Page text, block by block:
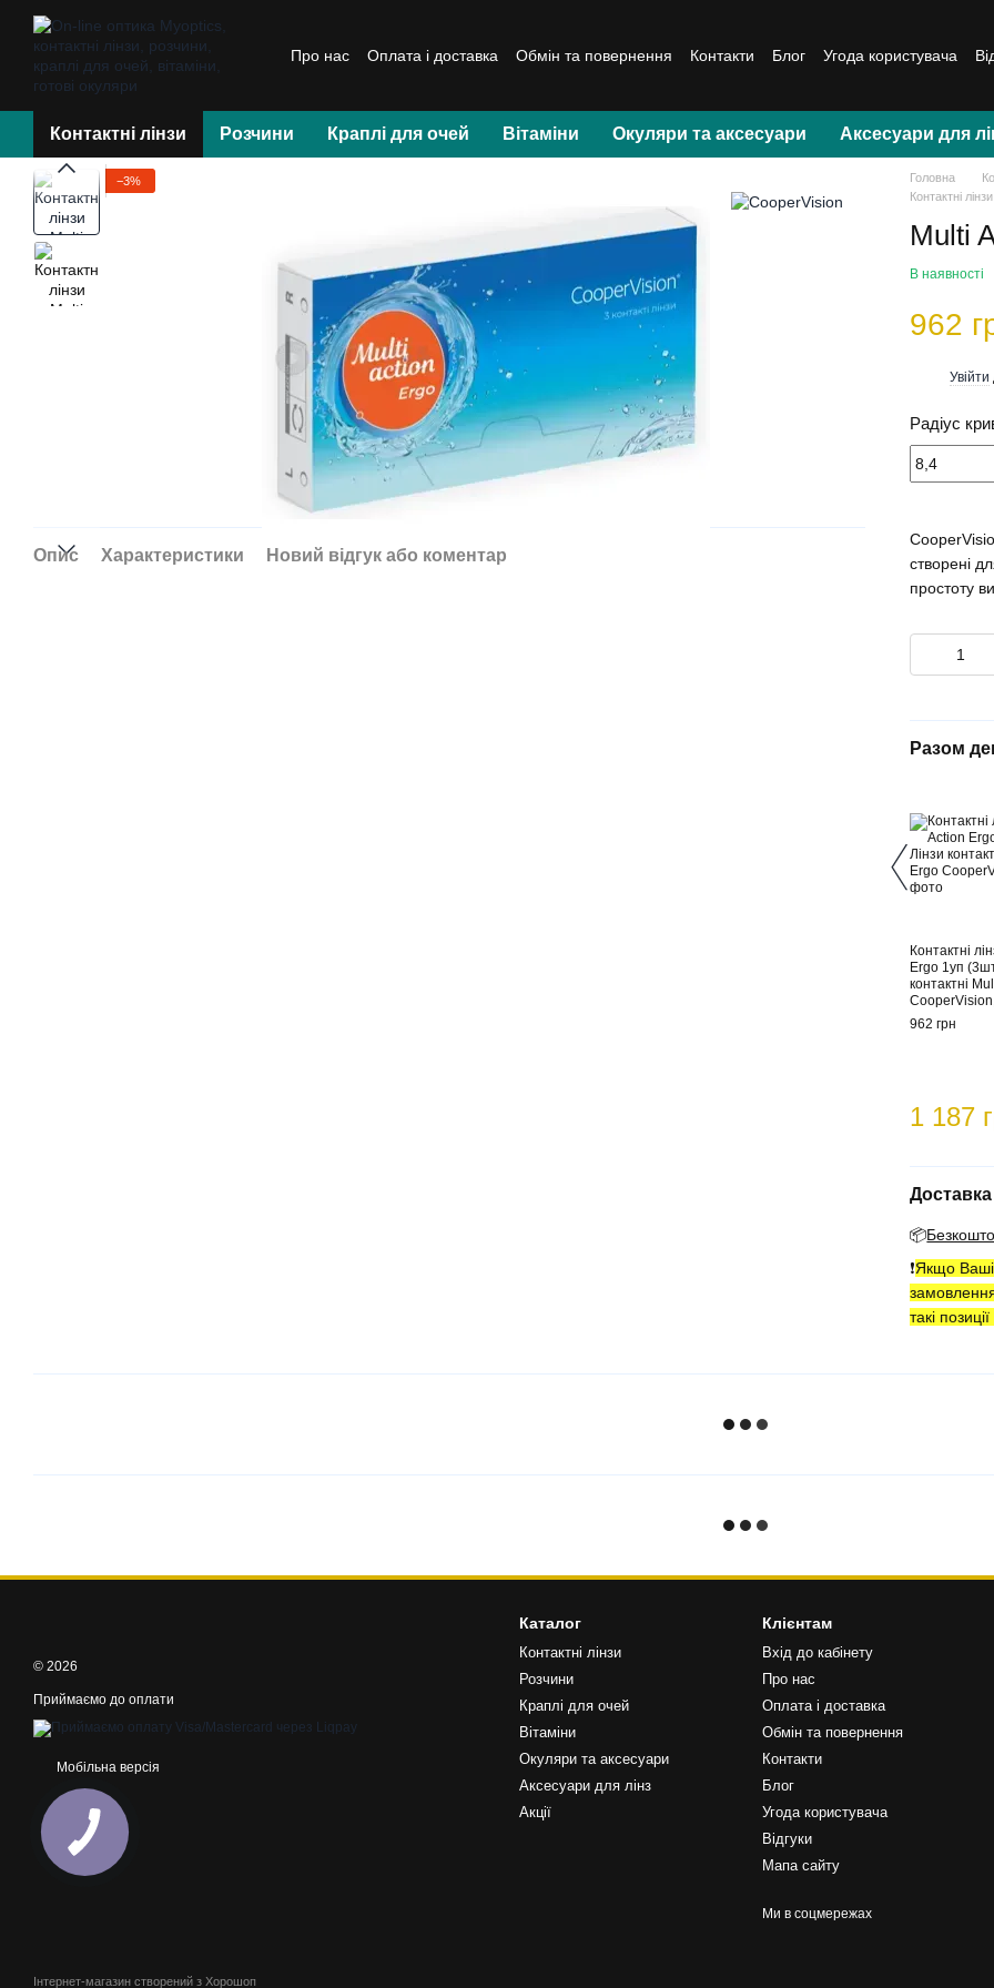
Перейти до основного контенту
Про нас Оплата і доставка Обмін та повернення Контакти Блог Угода користувача
Контактні лінзи Розчини Краплі для очей Вітаміни Окуляри та аксесуари Аксесуари для
−3%
Опис Характеристики Новий відгук або коментар
Головна
Контактні
Multi
В наявності
962
Увійти
Радіус
створені
простоту
Разом
Контактні
Ergo 1уп
контактні
962 грн
1 187
Доставка
📦
❗️Якщо Ваші
такі
© 2026
Приймаємо до оплати
Мобільна версія
Інтернет-магазин створений з Хорошоп
Каталог
Контактні лінзи
Розчини
Краплі для очей
Вітаміни
Окуляри та аксесуари
Аксесуари для лінз
Акції
Клієнтам
Вхід до кабінету
Про нас
Оплата і доставка
Обмін та повернення
Контакти
Блог
Угода користувача
Відгуки
Мапа сайту
Ми в соцмережах